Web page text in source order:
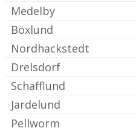
Medelby
Böxlund
Nordhackstedt
Drelsdorf
Schafflund
Jardelund
Pellworm